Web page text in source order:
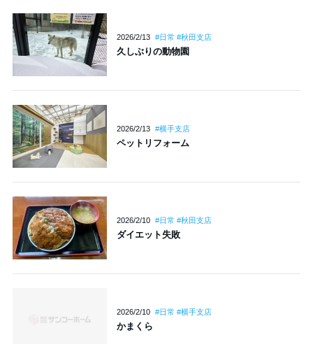
2026/2/13 #日常 #秋田支店
久しぶりの動物園
2026/2/13 #横手支店
ペットリフォーム
2026/2/10 #日常 #秋田支店
ダイエット失敗
2026/2/10 #日常 #横手支店
かまくら